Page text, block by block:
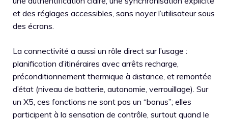
et des réglages accessibles, sans noyer l’utilisateur sous
des écrans.
La connectivité a aussi un rôle direct sur l’usage :
planification d’itinéraires avec arrêts recharge,
préconditionnement thermique à distance, et remontée
d’état (niveau de batterie, autonomie, verrouillage). Sur
un X5, ces fonctions ne sont pas un “bonus”; elles
participent à la sensation de contrôle, surtout quand le